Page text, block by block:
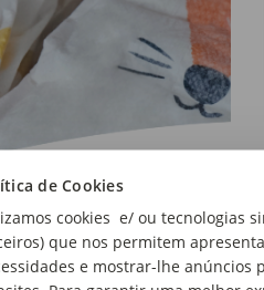
de Cookies
cookies e/ ou tecnologias
que nos permitem
e mostrar-lhe anúncios